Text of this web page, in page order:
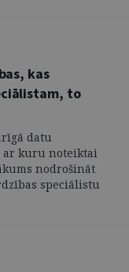
kas
to
datu
ar kuru noteiktai
nodrošināt
speciālistu